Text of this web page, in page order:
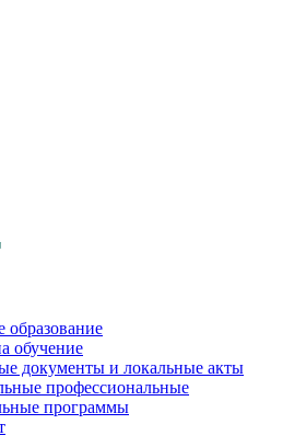
образование
обучение
документы и локальные акты
профессиональные
программы